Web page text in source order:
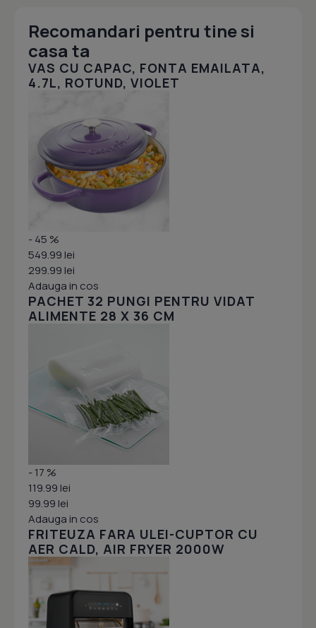
Recomandari pentru tine si
casa ta
VAS CU CAPAC, FONTA EMAILATA,
4.7L, ROTUND, VIOLET
- 45 %
549.99 lei
299.99 lei
Adauga in cos
PACHET 32 PUNGI PENTRU VIDAT
ALIMENTE 28 X 36 CM
- 17 %
119.99 lei
99.99 lei
Adauga in cos
FRITEUZA FARA ULEI-CUPTOR CU
AER CALD, AIR FRYER 2000W